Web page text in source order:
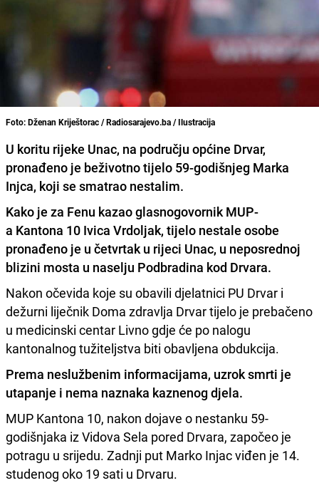
Foto: Dženan Kriještorac / Radiosarajevo.ba / Ilustracija
U koritu rijeke Unac, na području općine Drvar,
pronađeno je beživotno tijelo 59-godišnjeg Marka
Injca, koji se smatrao nestalim.
Kako je za Fenu kazao glasnogovornik MUP-
a Kantona 10 Ivica Vrdoljak, tijelo nestale osobe
pronađeno je u četvrtak u rijeci Unac, u neposrednoj
blizini mosta u naselju Podbradina kod Drvara.
Nakon očevida koje su obavili djelatnici PU Drvar i
dežurni liječnik Doma zdravlja Drvar tijelo je prebačeno
u medicinski centar Livno gdje će po nalogu
kantonalnog tužiteljstva biti obavljena obdukcija.
Prema neslužbenim informacijama, uzrok smrti je
utapanje i nema naznaka kaznenog djela.
MUP Kantona 10, nakon dojave o nestanku 59-
godišnjaka iz Vidova Sela pored Drvara, započeo je
potragu u srijedu. Zadnji put Marko Injac viđen je 14.
studenog oko 19 sati u Drvaru.